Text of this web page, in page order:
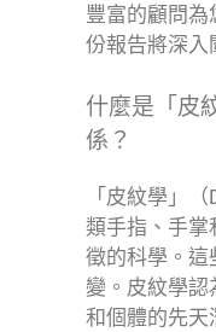
豐富的顧問為
份報告將深入
什麼是「皮
係？
「皮紋學」
類手指、手掌
徵的科學。這
變。皮紋學認
和個體的先天